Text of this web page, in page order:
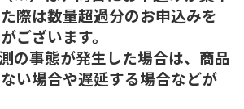
際は数量超過分のお申込みを
ございます。
の事態が発生した場合は、商品
い場合や遅延する場合などが